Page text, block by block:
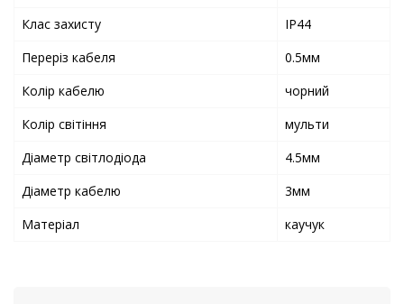
Клас захисту
IP44
Переріз кабеля
0.5мм
Колір кабелю
чорний
Колір світіння
мульти
Діаметр світлодіода
4.5мм
Діаметр кабелю
3мм
Матеріал
каучук